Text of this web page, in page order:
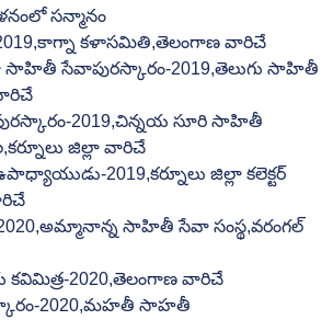
సన్మానం
కళాసమితి,తెలంగాణ వారిచే
సాహితీ సేవాపురస్కారం-2019,తెలుగు సాహితీ
2019,చిన్నయ సూరి సాహితీ
జిల్లా వారిచే
2019,కర్నూలు జిల్లా కలెక్టర్
సాహితీ సేవా సంస్థ,వరంగల్
కవిమిత్ర-2020,తెలంగాణ వారిచే
2020,మహతీ సాహతీ